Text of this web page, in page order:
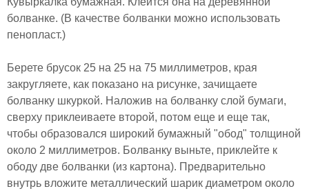
болванке. (В качестве болванки можно использовать
пенопласт.)
Берете брусок 25 на 25 на 75 миллиметров, края
закругляете, как показано на рисунке, зачищаете
болванку шкуркой. Наложив на болванку слой бумаги,
сверху приклеиваете второй, потом еще и еще так,
чтобы образовался широкий бумажный "обод" толщиной
около 2 миллиметров. Болванку выньте, приклейте к
ободу две болванки (из картона). Предварительно
внутрь вложите металлический шарик диаметром около